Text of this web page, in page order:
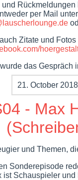
Rückmeldungen
per Mail unter
Zitate und
das Gespräch
21. October 2018
- Max
und Themen,
Sonderepisode
ist Schauspieler und